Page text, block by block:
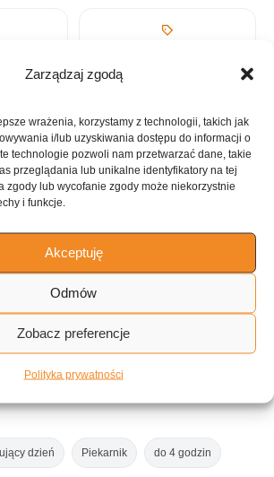
Zarządzaj zgodą
wrażenia, korzystamy z technologii, takich jak
i/lub uzyskiwania dostępu do informacji o
technologie pozwoli nam przetwarzać dane, takie
przeglądania lub unikalne identyfikatory na tej
zgody lub wycofanie zgody może niekorzystnie
i funkcje.
Akceptuję
Odmów
Zobacz preferencje
Polityka prywatności
KUCHNIA
Amerykańska
ILOŚĆ PORCJI
~11 porcji
dzień Piekarnik do 4 godzin